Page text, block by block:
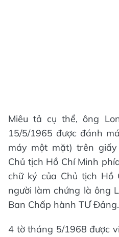
Miêu tả cụ thể, ông
15/5/1965 được đánh
máy một mặt) trên
Chủ tịch Hồ Chí Minh
chữ ký của Chủ tịch Hồ
người làm chứng là ông
Ban Chấp hành TƯ Đảng.
4 tờ tháng 5/1968 được